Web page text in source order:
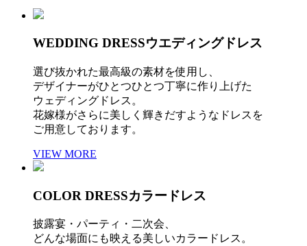
WEDDING DRESSウエディングドレス
選び抜かれた最高級の素材を使用し、
デザイナーがひとつひとつ丁寧に作り上げた
ウェディングドレス。
花嫁様がさらに美しく輝きだすようなドレスを
ご用意しております。
VIEW MORE
COLOR DRESSカラードレス
披露宴・パーティ・二次会、
どんな場面にも映える美しいカラードレス。